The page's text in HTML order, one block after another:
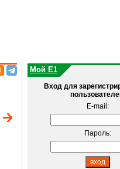
Мой E1
Вход для
E-mail:
Пароль: